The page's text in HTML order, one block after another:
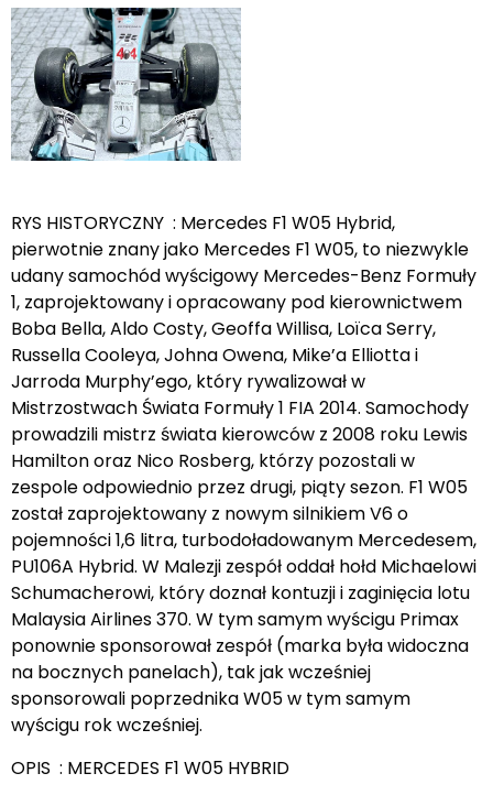
RYS HISTORYCZNY : Mercedes F1 W05 Hybrid,
pierwotnie znany jako Mercedes F1 W05, to niezwykle
udany samochód wyścigowy Mercedes-Benz Formuły
1, zaprojektowany i opracowany pod kierownictwem
Boba Bella, Aldo Costy, Geoffa Willisa, Loïca Serry,
Russella Cooleya, Johna Owena, Mike’a Elliotta i
Jarroda Murphy’ego, który rywalizował w
Mistrzostwach Świata Formuły 1 FIA 2014. Samochody
prowadzili mistrz świata kierowców z 2008 roku Lewis
Hamilton oraz Nico Rosberg, którzy pozostali w
zespole odpowiednio przez drugi, piąty sezon. F1 W05
został zaprojektowany z nowym silnikiem V6 o
pojemności 1,6 litra, turbodoładowanym Mercedesem,
PU106A Hybrid. W Malezji zespół oddał hołd Michaelowi
Schumacherowi, który doznał kontuzji i zaginięcia lotu
Malaysia Airlines 370. W tym samym wyścigu Primax
ponownie sponsorował zespół (marka była widoczna
na bocznych panelach), tak jak wcześniej
sponsorowali poprzednika W05 w tym samym
wyścigu rok wcześniej.
OPIS : MERCEDES F1 W05 HYBRID